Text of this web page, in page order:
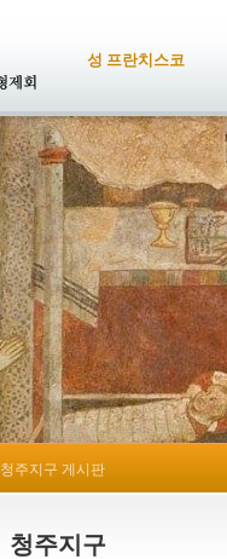
성 프란치스코
청주지구 게시판
청주지구